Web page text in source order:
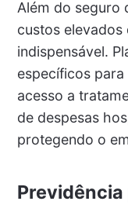
Além do seguro
custos
indispensável.
específicos
acesso a
de despesas
protegendo o